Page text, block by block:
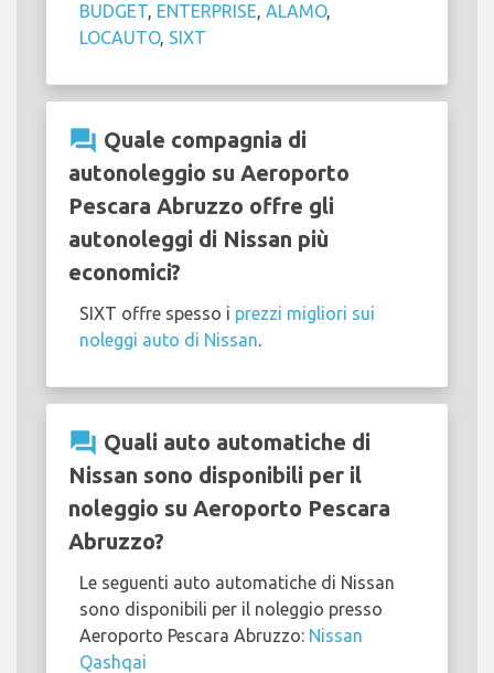
BUDGET ENTERPRISE ALAMO,
LOCAUTO, SIXT
question_answer Quale compagnia di
autonoleggio su Aeroporto
Pescara Abruzzo offre gli
autonoleggi di Nissan più
economici?
SIXT offre spesso i prezzi migliori sui
noleggi auto di Nissan
question_answer Quali auto automatiche di
Nissan sono disponibili per il
noleggio su Aeroporto Pescara
Abruzzo?
Le seguenti auto automatiche di Nissan
sono disponibili per il noleggio presso
Aeroporto Pescara Abruzzo: Nissan
Qashqai